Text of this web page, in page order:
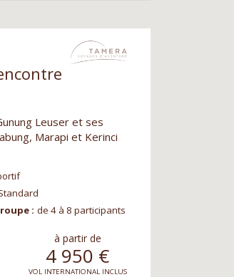
Leuser et ses
Marapi et Kerinci
: de 4 à 8 participants
à partir de
4 950 €
VOL INTERNATIONAL INCLUS